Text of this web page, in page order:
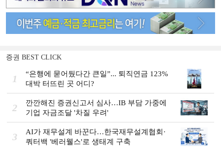
증권 BEST CLICK
1
“은행에 묻어뒀다간 큰일”... 퇴직연금 123%
대박 터뜨린 곳 어디?
2
깐깐해진 증권신고서 심사…IB 부담 가중에
기업 자금조달 '차질 우려'
3
AI가 재무설계 바꾼다…한국재무설계협회·
쿼터백 '베러웰스'로 생태계 구축